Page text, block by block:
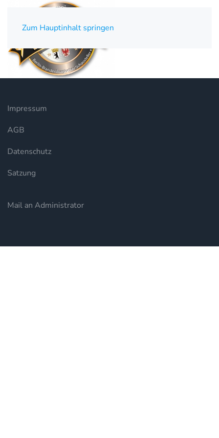
Zum Hauptinhalt springen
Impressum
AGB
Datenschutz
Satzung
Mail an Administrator